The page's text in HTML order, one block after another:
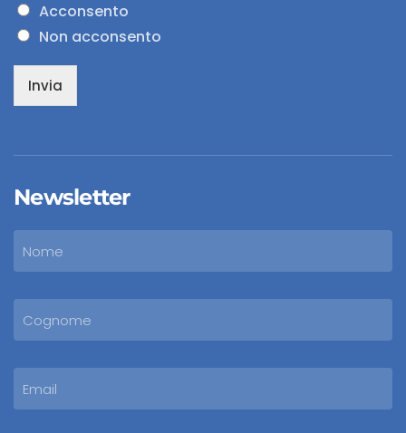
Acconsento
Non acconsento
Invia
Newsletter